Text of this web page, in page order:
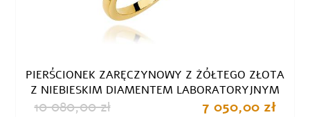
PIERŚCIONEK ZARĘCZYNOWY Z ŻÓŁTEGO ZŁOTA
Z NIEBIESKIM DIAMENTEM LABORATORYJNYM
10 080,00 zł 7 050,00 zł